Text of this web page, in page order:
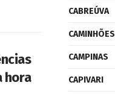
hora
CABREÚVA
CAMINHÕES
CAMPINAS
CAPIVARI